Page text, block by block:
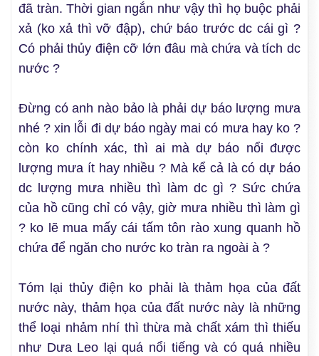
đã tràn. Thời gian ngắn như vậy thì họ buộc phải
xả (ko xả thì vỡ đập), chứ báo trước dc cái gì ?
Có phải thủy điện cỡ lớn đâu mà chứa và tích dc
nước ?
Đừng có anh nào bảo là phải dự báo lượng mưa
nhé ? xin lỗi đi dự báo ngày mai có mưa hay ko ?
còn ko chính xác, thì ai mà dự báo nổi được
lượng mưa ít hay nhiều ? Mà kể cả là có dự báo
dc lượng mưa nhiều thì làm dc gì ? Sức chứa
của hồ cũng chỉ có vậy, giờ mưa nhiều thì làm gì
? ko lẽ mua mấy cái tấm tôn rào xung quanh hồ
chứa để ngăn cho nước ko tràn ra ngoài à ?
Tóm lại thủy điện ko phải là thảm họa của đất
nước này, thảm họa của đất nước này là những
thể loại nhảm nhí thì thừa mà chất xám thì thiếu
như Dưa Leo lại quá nổi tiếng và có quá nhiều